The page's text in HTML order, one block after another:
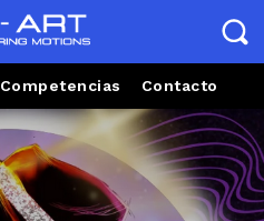
Competencias Contacto